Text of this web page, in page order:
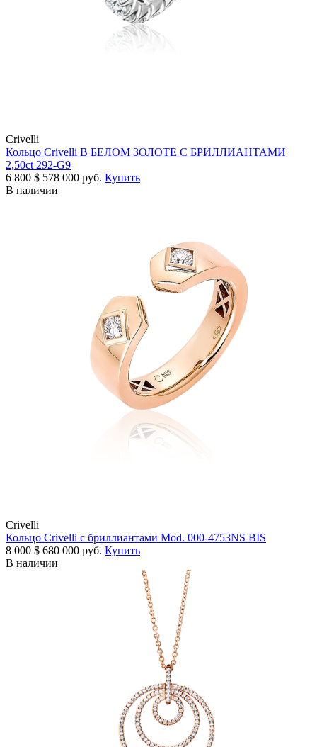
Crivelli
Кольцо Crivelli В БЕЛОМ ЗОЛОТЕ С БРИЛЛИАНТАМИ
2,50ct 292-G9
6 800 $ 578 000 руб. Купить
В наличии
Crivelli
Кольцо Crivelli с бриллиантами Mod. 000-4753NS BIS
8 000 $ 680 000 руб. Купить
В наличии